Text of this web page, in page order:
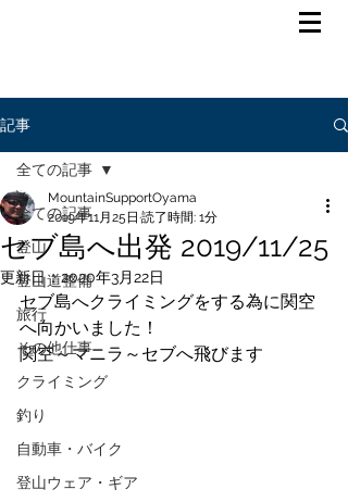
記事
全ての記事
登山
登山道整備
旅行
その他仕事
クライミング
釣り
自動車・バイク
登山ウェア・ギア
全ての記事
セブ島へ出発 2019/11/25
MountainSupportOyama
2019年11月25日 読了時間: 1分
更新日：2020年3月22日
セブ島へクライミングをする為に関空
へ向かいました！
関空～マニラ～セブへ飛びます